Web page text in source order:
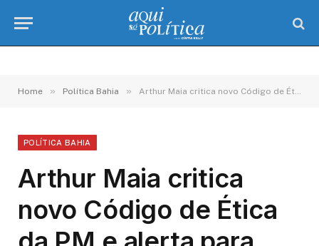
Home » Política Bahia » Arthur Maia critica novo Código de Ética da PM e alerta para retrocesso na segurança da Bahia: “Isso é um atentado ao povo baiano”
POLÍTICA BAHIA
Arthur Maia critica
novo Código de Ética